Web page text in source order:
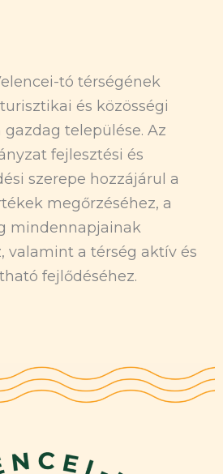
tó térségének
és közösségi
települése. Az
fejlesztési és
szerepe hozzájárul a
megőrzéséhez, a
mindennapjainak
valamint a térség aktív és
fejlődéséhez.